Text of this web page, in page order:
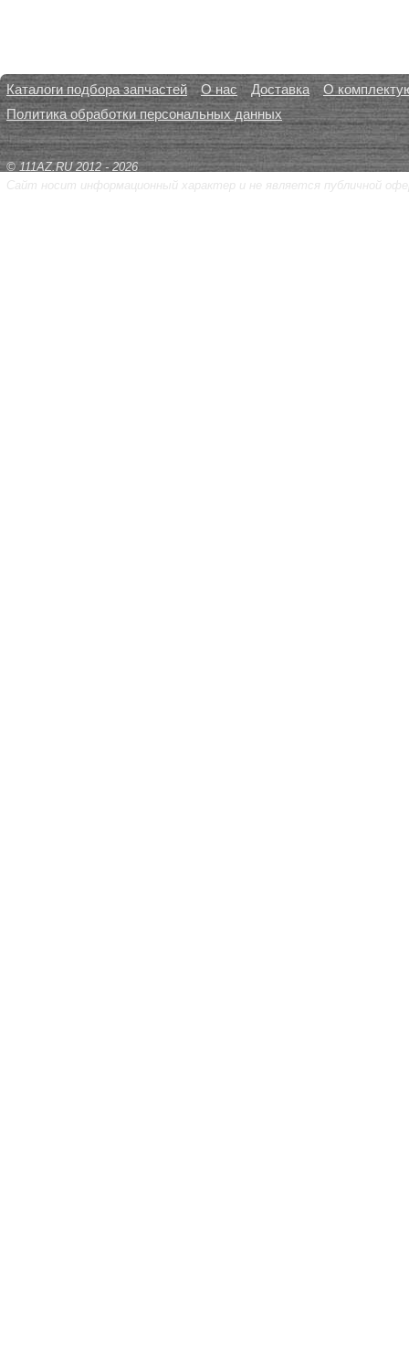
Каталоги подбора запчастей О нас Доставка
О
Политика обработки персональных данных
© 111AZ.RU 2012 - 2026
Сайт носит информационный характер и не является публичной